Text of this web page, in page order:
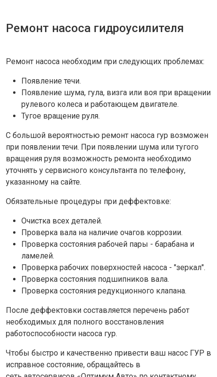
Ремонт насоса гидроусилителя
Ремонт насоса необходим при следующих проблемах:
Появление течи.
Появление шума, гула, визга или воя при вращении
рулевого колеса и работающем двигателе.
Тугое вращение руля.
С большой вероятностью ремонт насоса гур возможен
при появлении течи. При появлении шума или тугого
вращения руля возможность ремонта необходимо
уточнять у сервисного консультанта по телефону,
указанному на сайте.
Обязательные процедуры при деффектовке:
Очистка всех деталей.
Проверка вала на наличие очагов коррозии.
Проверка состояния рабочей пары - барабана и
ламелей.
Проверка рабочих поверхностей насоса - "зеркал".
Проверка состояния подшипников вала.
Проверка состояния редукционного клапана.
После деффектовки составляется перечень работ
необходимых для полного восстановления
работоспособности насоса гур.
Чтобы быстро и качественно привести ваш насос ГУР в
исправное состояние, обращайтесь в